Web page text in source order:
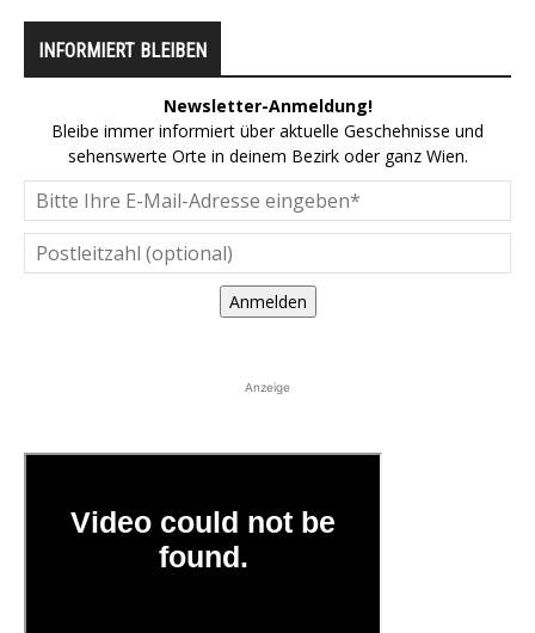
INFORMIERT BLEIBEN
Newsletter-Anmeldung!
Bleibe immer informiert über aktuelle Geschehnisse und
sehenswerte Orte in deinem Bezirk oder ganz Wien.
Anmelden
Anzeige